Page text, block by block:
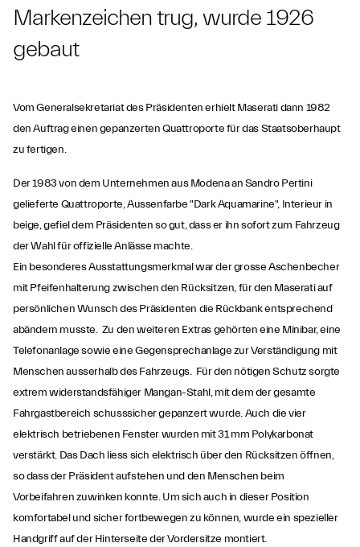
Markenzeichen trug, wurde 1926
gebaut
Vom Generalsekretariat des Präsidenten erhielt Maserati dann 1982
den Auftrag einen gepanzerten Quattroporte für das Staatsoberhaupt
zu fertigen.
Der 1983 von dem Unternehmen aus Modena an Sandro Pertini
gelieferte Quattroporte, Aussenfarbe "Dark Aquamarine", Interieur in
beige, gefiel dem Präsidenten so gut, dass er ihn sofort zum Fahrzeug
der Wahl für offizielle Anlässe machte.
Ein besonderes Ausstattungsmerkmal war der grosse Aschenbecher
mit Pfeifenhalterung zwischen den Rücksitzen, für den Maserati auf
persönlichen Wunsch des Präsidenten die Rückbank entsprechend
abändern musste. Zu den weiteren Extras gehörten eine Minibar, eine
Telefonanlage sowie eine Gegensprechanlage zur Verständigung mit
Menschen ausserhalb des Fahrzeugs. Für den nötigen Schutz sorgte
extrem widerstandsfähiger Mangan-Stahl, mit dem der gesamte
Fahrgastbereich schusssicher gepanzert wurde. Auch die vier
elektrisch betriebenen Fenster wurden mit 31 mm Polykarbonat
verstärkt. Das Dach liess sich elektrisch über den Rücksitzen öffnen,
so dass der Präsident aufstehen und den Menschen beim
Vorbeifahren zuwinken konnte. Um sich auch in dieser Position
komfortabel und sicher fortbewegen zu können, wurde ein spezieller
Handgriff auf der Hinterseite der Vordersitze montiert.